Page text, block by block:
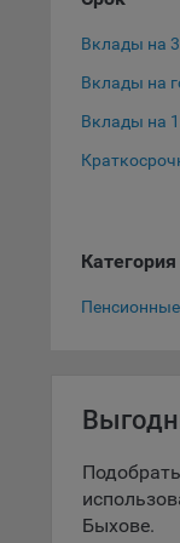
Вклады на
Вклады на
Вклады на
Быхове.